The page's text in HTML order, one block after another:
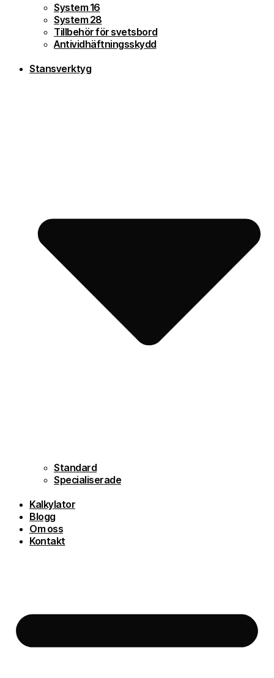
System 16
System 28
Tillbehör för svetsbord
Antividhäftningsskydd
Stansverktyg
Standard
Specialiserade
Kalkylator
Blogg
Om oss
Kontakt